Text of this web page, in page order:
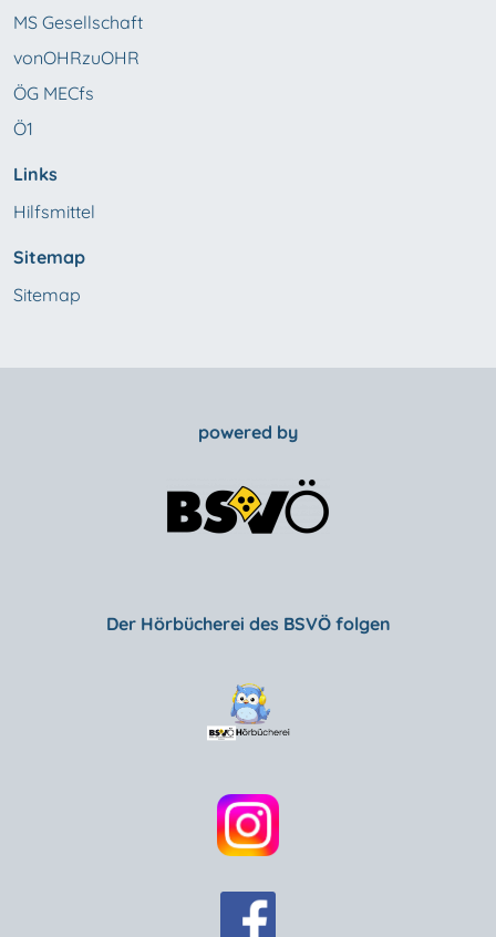
MS Gesellschaft
vonOHRzuOHR
ÖG MECfs
Ö1
Links
Hilfsmittel
Sitemap
Sitemap
powered by
Der Hörbücherei des BSVÖ folgen